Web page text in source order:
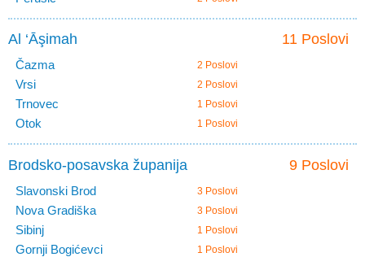
11 Poslovi
Al ‘Āşimah
Čazma 2 Poslovi
Vrsi 2 Poslovi
Trnovec 1 Poslovi
Otok 1 Poslovi
9 Poslovi
Brodsko-posavska županija
Slavonski Brod 3 Poslovi
Nova Gradiška 3 Poslovi
Sibinj 1 Poslovi
Gornji Bogićevci 1 Poslovi